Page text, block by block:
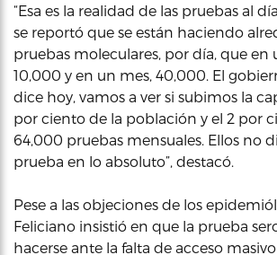
“Esa es la realidad de las pruebas al
se reportó que se están haciendo
pruebas moleculares, por día, que en
10,000 y en un mes, 40,000. El
dice hoy, vamos a ver si subimos la
por ciento de la población y el 2 por
64,000 pruebas mensuales. Ellos no
prueba en lo absoluto”, destacó.
Pese a las objeciones de los
Feliciano insistió en que la prueba
hacerse ante la falta de acceso